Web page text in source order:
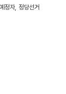
정자, 정당선거